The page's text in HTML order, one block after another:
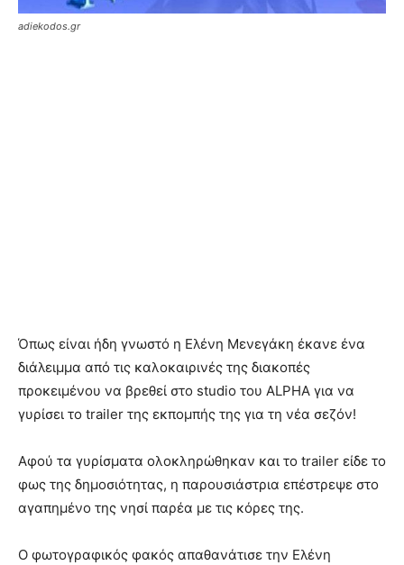
adiekodos.gr
Όπως είναι ήδη γνωστό η Ελένη Μενεγάκη έκανε ένα
διάλειμμα από τις καλοκαιρινές της διακοπές
προκειμένου να βρεθεί στο studio του ALPHA για να
γυρίσει το trailer της εκπομπής της για τη νέα σεζόν!
Αφού τα γυρίσματα ολοκληρώθηκαν και το trailer είδε το
φως της δημοσιότητας, η παρουσιάστρια επέστρεψε στο
αγαπημένο της νησί παρέα με τις κόρες της.
Ο φωτογραφικός φακός απαθανάτισε την Ελένη